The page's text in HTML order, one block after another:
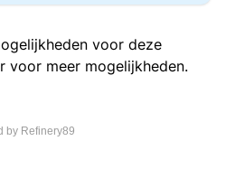
voor deze
voor meer mogelijkheden.
by Refinery89